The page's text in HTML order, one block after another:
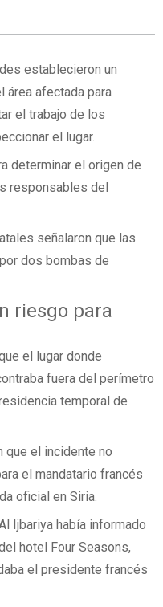
establecieron un
área afectada para
el trabajo de los
el lugar.
determinar el origen de
responsables del
señalaron que las
dos bombas de
riesgo para
el lugar donde
fuera del perímetro
temporal de
que el incidente no
el mandatario francés
oficial en Siria.
Ijbariya había informado
hotel Four Seasons,
el presidente francés